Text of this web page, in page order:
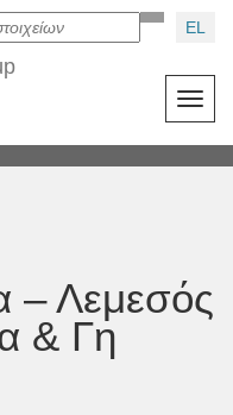
EL
– Λεμεσός
& Γη